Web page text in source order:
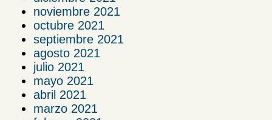
noviembre 2021
octubre 2021
septiembre 2021
agosto 2021
julio 2021
mayo 2021
abril 2021
marzo 2021